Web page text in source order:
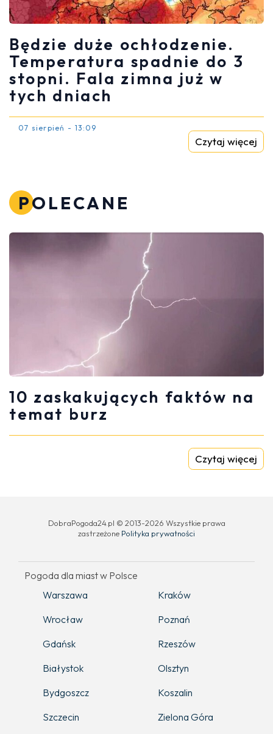
Będzie duże ochłodzenie.
Temperatura spadnie do 3
stopni. Fala zimna już w
tych dniach
07 sierpień - 13:09
Czytaj więcej
POLECANE
10 zaskakujących faktów na
temat burz
Czytaj więcej
DobraPogoda24.pl © 2013-2026 Wszystkie prawa
zastrzeżone Polityka prywatności
Pogoda dla miast w Polsce
Warszawa
Kraków
Wrocław
Poznań
Gdańsk
Rzeszów
Białystok
Olsztyn
Bydgoszcz
Koszalin
Szczecin
Zielona Góra